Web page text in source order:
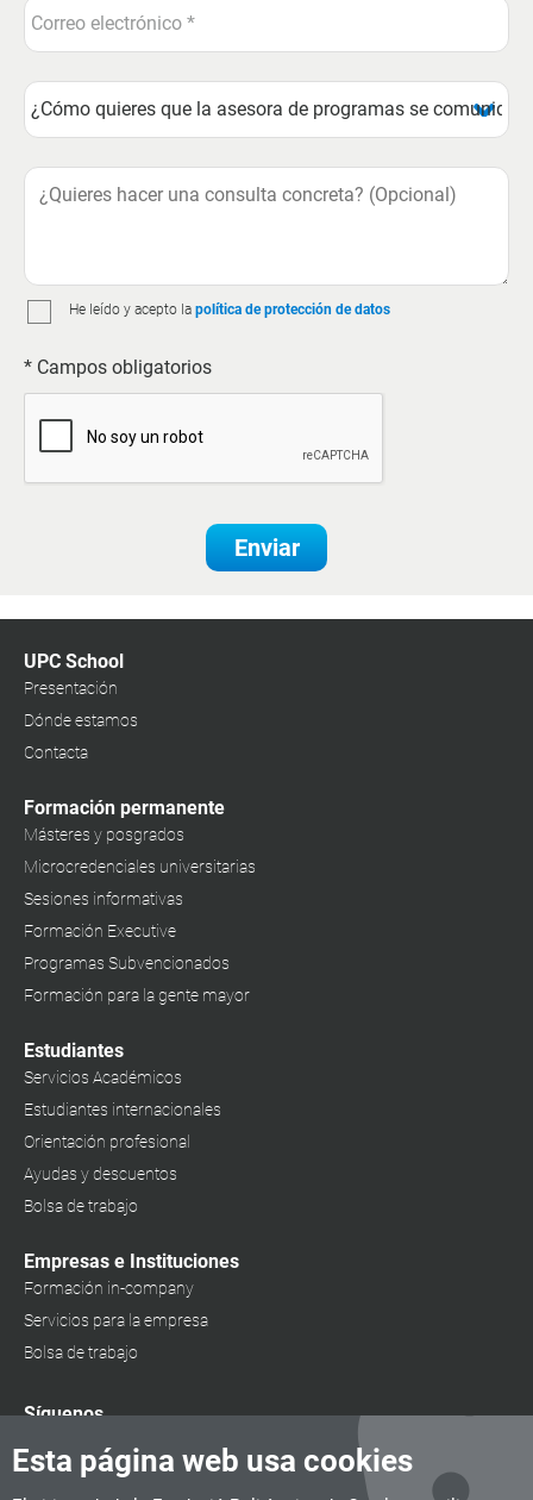
Esta página web usa cookies
He leído y acepto la política de protección de datos
* Campos obligatorios
Enviar
UPC School
Presentación
Dónde estamos
Contacta
Formación permanente
Másteres y posgrados
Microcredenciales universitarias
Sesiones informativas
Formación Executive
Programas Subvencionados
Formación para la gente mayor
Estudiantes
Servicios Académicos
Estudiantes internacionales
Orientación profesional
Ayudas y descuentos
Bolsa de trabajo
Empresas e Instituciones
Formación in-company
Servicios para la empresa
Bolsa de trabajo
Síguenos